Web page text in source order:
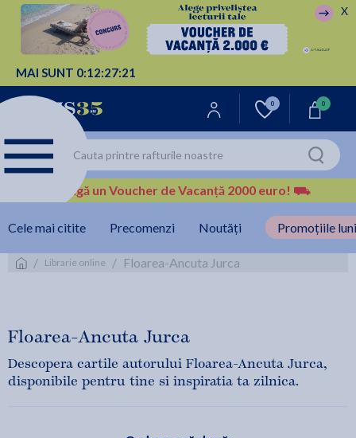
MAI SUNT 0:12:27:21
X
0 0
Câștigă un Voucher de Vacanță 2000 euro! ⛟
Cele mai citite Precomenzi Noutăți Promoțiile
/ Librarie online / Floarea-Ancuta Jurca
Floarea-Ancuta Jurca
Descopera cartile autorului Floarea-Ancuta Jurca,
disponibile pentru tine si inspiratia ta zilnica.